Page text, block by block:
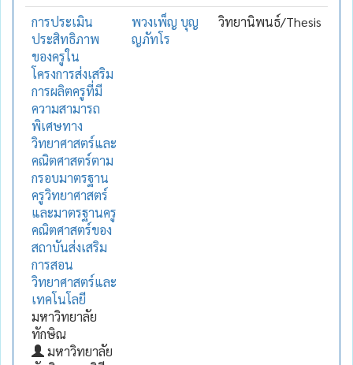
การประเมิน
ประสิทธิภาพ
ของครูใน
โครงการส่งเสริม
การผลิตครูที่มี
ความสามารถ
พิเศษทาง
วิทยาศาสตร์และ
คณิตศาสตร์ตาม
กรอบมาตรฐาน
ครูวิทยาศาสตร์
และมาตรฐานครู
คณิตศาสตร์ของ
สถาบันส่งเสริม
การสอน
วิทยาศาสตร์และ
เทคโนโลยี
มหาวิทยาลัย
ทักษิณ
มหาวิทยาลัย
พวงเพ็ญ บุญ
ญภัทโร
วิทยานิพนธ์/Thesis